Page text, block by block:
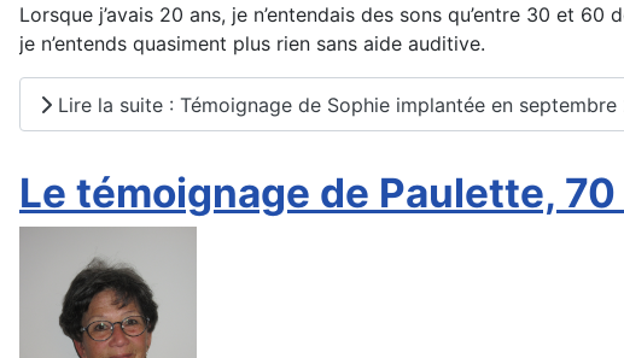
Lorsque j’avais 20 ans, je n’entendais des sons qu’entre 30 et
je n’entends quasiment plus rien sans aide auditive.
Lire la suite : Témoignage de Sophie implantée en septembre
Le témoignage de Paulette,